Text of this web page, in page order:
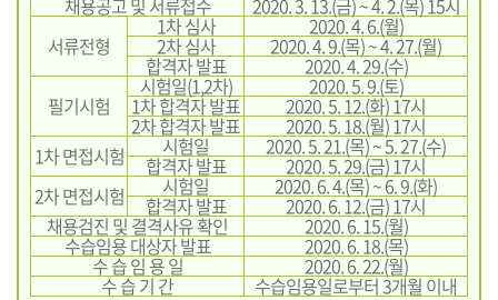
채용공고 및 서류접수
2020. 3. 13.(금) ~ 4. 2.(목) 15시
서류전형
1차 심사 2020. 4. 6.(월)
2차 심사 2020. 4. 9.(목) ~ 4. 27.(월)
합격자 발표
2020. 4. 29.(수)
필기시험
시험일(1,2차) 2020. 5. 9.(토)
1차 합격자 발표 2020. 5. 12.(화) 17시
2차 합격자 발표
2020. 5. 18.(월) 17시
1차 면접시험
시험일 2020. 5. 21.(목) ~ 5. 27.(수)
합격자 발표
2020. 5. 29.(금) 17시
2차 면접시험
시험일 2020. 6. 4.(목) ~ 6. 9.(화)
합격자 발표 2020. 6. 12.(금) 17시
채용검진 및 결격사유 확인 2020. 6. 15.(월)
수습임용 대상자 발표 2020. 6. 18.(목)
수 습 임 용 일 2020. 6. 22.(월)
수 습 기 간
수습임용일로부터 3개월 이내